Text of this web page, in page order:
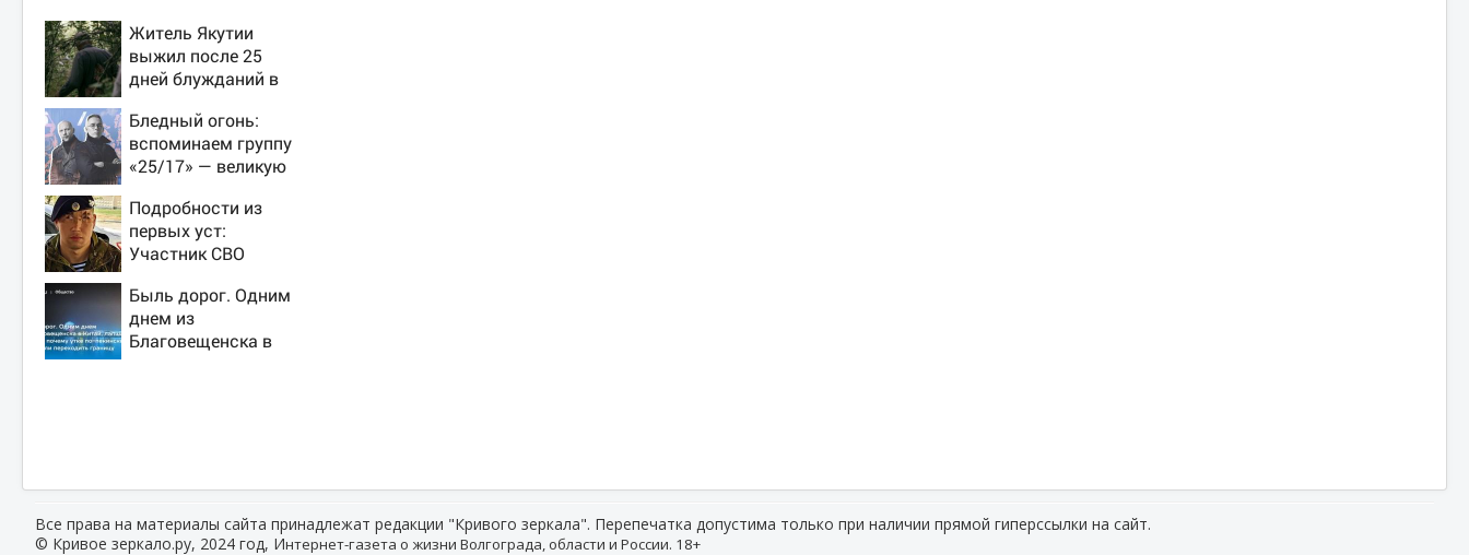
Житель Якутии
выжил после 25
дней блужданий в
Бледный огонь:
вспоминаем группу
«25/17» — великую
Подробности из
первых уст:
Участник СВО
спасло его в
схватке с медведем
Быль дорог. Одним
днем из
Благовещенска в
Все права на материалы сайта принадлежат редакции "Кривого зеркала". Перепечатка допустима только при наличии прямой гиперссылки на сайт.
© Кривое зеркало.ру, 2024 год, Интернет-газета о жизни Волгограда, области и России. 18+